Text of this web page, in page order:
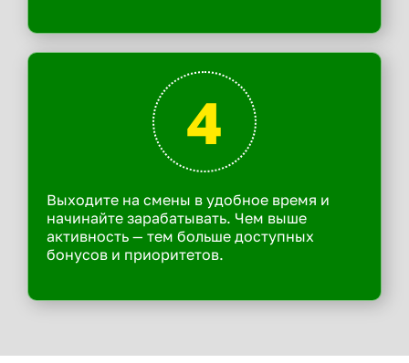
4
Выходите на смены в удобное время и
начинайте зарабатывать. Чем выше
активность — тем больше доступных
бонусов и приоритетов.